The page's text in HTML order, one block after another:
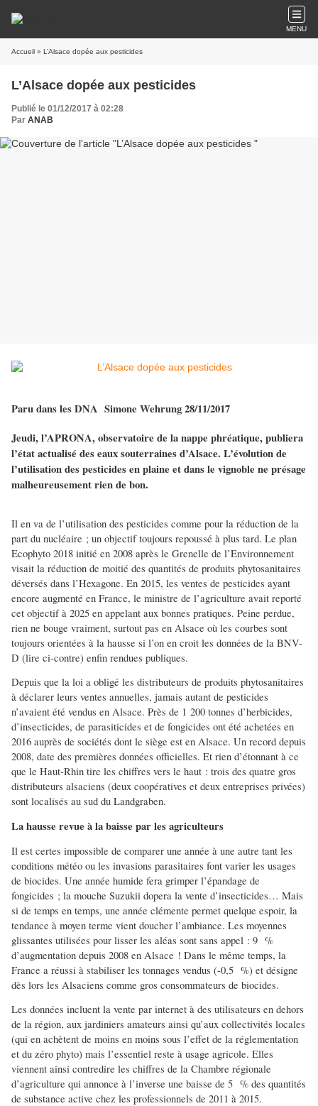
MENU
Accueil » L’Alsace dopée aux pesticides
L’Alsace dopée aux pesticides
Publié le 01/12/2017 à 02:28
Par ANAB
Paru dans les DNA Simone Wehrung 28/11/2017
Jeudi, l’APRONA, observatoire de la nappe phréatique, publiera
l’état actualisé des eaux souterraines d’Alsace. L’évolution de
l’utilisation des pesticides en plaine et dans le vignoble ne présage
malheureusement rien de bon.
Il en va de l’utilisation des pesticides comme pour la réduction de la
part du nucléaire ; un objectif toujours repoussé à plus tard. Le plan
Ecophyto 2018 initié en 2008 après le Grenelle de l’Environnement
visait la réduction de moitié des quantités de produits phytosanitaires
déversés dans l’Hexagone. En 2015, les ventes de pesticides ayant
encore augmenté en France, le ministre de l’agriculture avait reporté
cet objectif à 2025 en appelant aux bonnes pratiques. Peine perdue,
rien ne bouge vraiment, surtout pas en Alsace où les courbes sont
toujours orientées à la hausse si l’on en croit les données de la BNV-
D (lire ci-contre) enfin rendues publiques.
Depuis que la loi a obligé les distributeurs de produits phytosanitaires
à déclarer leurs ventes annuelles, jamais autant de pesticides
n’avaient été vendus en Alsace. Près de 1 200 tonnes d’herbicides,
d’insecticides, de parasiticides et de fongicides ont été achetées en
2016 auprès de sociétés dont le siège est en Alsace. Un record depuis
2008, date des premières données officielles. Et rien d’étonnant à ce
que le Haut-Rhin tire les chiffres vers le haut : trois des quatre gros
distributeurs alsaciens (deux coopératives et deux entreprises privées)
sont localisés au sud du Landgraben.
La hausse revue à la baisse par les agriculteurs
Il est certes impossible de comparer une année à une autre tant les
conditions météo ou les invasions parasitaires font varier les usages
de biocides. Une année humide fera grimper l’épandage de
fongicides ; la mouche Suzukii dopera la vente d’insecticides… Mais
si de temps en temps, une année clémente permet quelque espoir, la
tendance à moyen terme vient doucher l’ambiance. Les moyennes
glissantes utilisées pour lisser les aléas sont sans appel : 9 %
d’augmentation depuis 2008 en Alsace ! Dans le même temps, la
France a réussi à stabiliser les tonnages vendus (-0,5 %) et désigne
dès lors les Alsaciens comme gros consommateurs de biocides.
Les données incluent la vente par internet à des utilisateurs en dehors
de la région, aux jardiniers amateurs ainsi qu’aux collectivités locales
(qui en achètent de moins en moins sous l’effet de la réglementation
et du zéro phyto) mais l’essentiel reste à usage agricole. Elles
viennent ainsi contredire les chiffres de la Chambre régionale
d’agriculture qui annonce à l’inverse une baisse de 5 % des quantités
de substance active chez les professionnels de 2011 à 2015.